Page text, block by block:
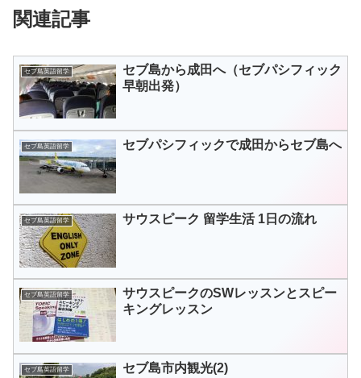
関連記事
セブ島英語留学
セブ島から成田へ（セブパシフィック
早朝出発）
セブ島英語留学 セブパシフィックで成田からセブ島へ
セブ島英語留学 サウスピーク 留学生活 1日の流れ
セブ島英語留学
サウスピークのSWレッスンとスピー
キングレッスン
セブ島英語留学 セブ島市内観光(2)